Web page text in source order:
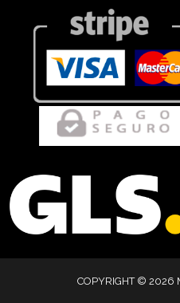
COPYRIGHT © 2026